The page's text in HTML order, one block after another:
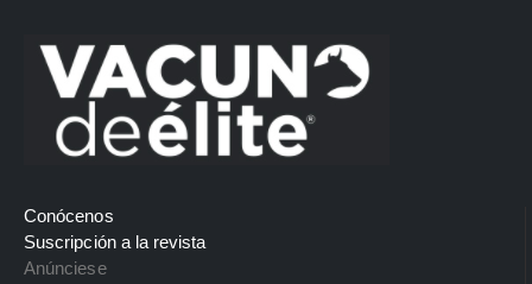
Conócenos
Suscripción a la revista
Anúnciese